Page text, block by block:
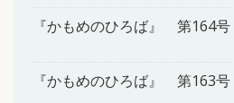
『かもめのひろば』 第164号
『かもめのひろば』 第163号